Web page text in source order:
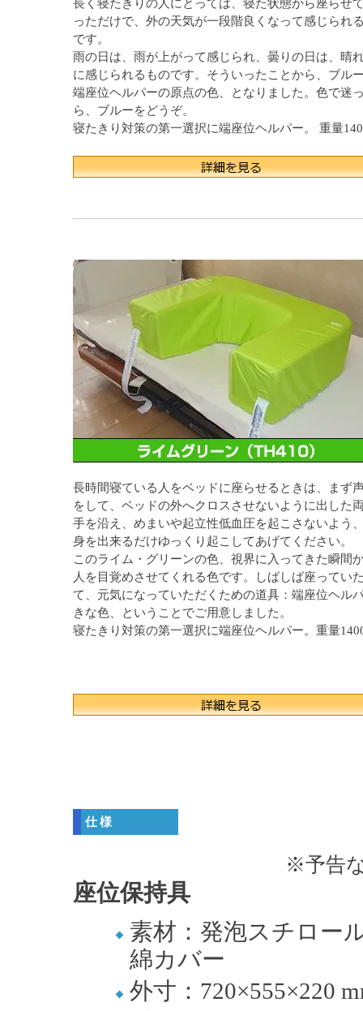
長く寝たきりの人にとっては、寝た状態から座らせ
っただけで、外の天気が一段階良くなって感じられ
です。
雨の日は、雨が上がって感じられ、曇りの日は、晴
に感じられるものです。そういったことから、ブル
端座位ヘルパーの原点の色、となりました。色で迷
ら、ブルーをどうぞ。
寝たきり対策の第一選択に端座位ヘルパー。 重量
長時間寝ている人をベッドに座らせるときは、まず
をして、ベッドの外へクロスさせないように出した
手を沿え、めまいや起立性低血圧を起こさないよう
身を出来るだけゆっくり起こしてあげてください。
このライム・グリーンの色、視界に入ってきた瞬間
人を目覚めさせてくれる色です。しばしば座ってい
て、元気になっていただくための道具：端座位ヘル
きな色、ということでご用意しました。
寝たきり対策の第一選択に端座位ヘルパー。重量
仕様
※予告
座位保持具
素材：発泡スチロー
綿カバー
外寸：720×555×220